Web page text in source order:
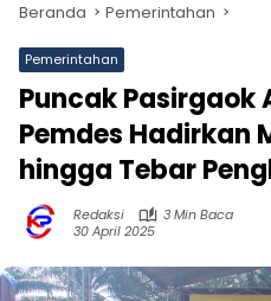
Beranda Pemerintahan
Pemerintahan
Puncak Pasirgaok
Pemdes Hadirkan
hingga Tebar
Redaksi
3 Min Baca
30 April 2025